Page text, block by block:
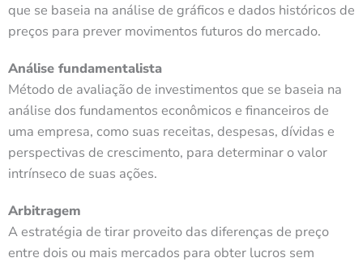
que se baseia na análise de gráficos e dados históricos de
preços para prever movimentos futuros do mercado.
Análise fundamentalista
Método de avaliação de investimentos que se baseia na
análise dos fundamentos econômicos e financeiros de
uma empresa, como suas receitas, despesas, dívidas e
perspectivas de crescimento, para determinar o valor
intrínseco de suas ações.
Arbitragem
A estratégia de tirar proveito das diferenças de preço
entre dois ou mais mercados para obter lucros sem